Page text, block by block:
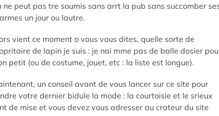
ne peut pas tre soumis sans arrt la pub sans succomber
un jour ou lautre.
vient ce moment o vous vous dites, quelle sorte de
de lapin je suis : je nai mme pas de balle dosier
petit (ou de costume, jouet, etc : la liste est longue).
un conseil avant de vous lancer sur ce site pour
votre dernier bidule la mode : la courtoisie et le srieux
de mise et vous devez vous adresser au crateur du site